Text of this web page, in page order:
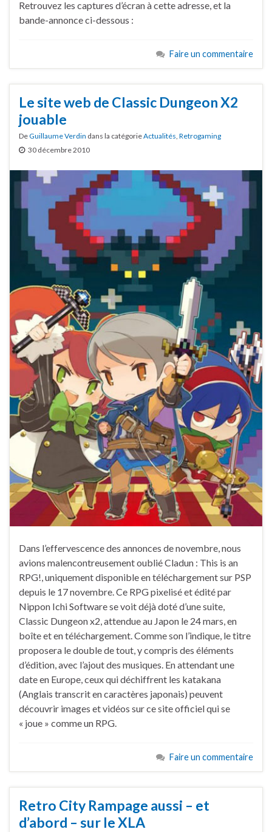
Retrouvez les captures d’écran à cette adresse, et la
bande-annonce ci-dessous :
Faire un commentaire
Le site web de Classic Dungeon X2
jouable
DeGuillaume Verdin dans la catégorieActualités Retrogaming
30 décembre 2010
Dans l’effervescence des annonces de novembre, nous
avions malencontreusement oublié Cladun : This is an
RPG!, uniquement disponible en téléchargement sur PSP
depuis le 17 novembre. Ce RPG pixelisé et édité par
Nippon Ichi Software se voit déjà doté d’une suite,
Classic Dungeon x2, attendue au Japon le 24 mars, en
boîte et en téléchargement. Comme son l’indique, le titre
proposera le double de tout, y compris des éléments
d’édition, avec l’ajout des musiques. En attendant une
date en Europe, ceux qui déchiffrent les katakana
(Anglais transcrit en caractères japonais) peuvent
découvrir images et vidéos sur ce site officiel qui se
« joue » comme un RPG.
Faire un commentaire
Retro City Rampage aussi – et
d’abord – sur le XLA